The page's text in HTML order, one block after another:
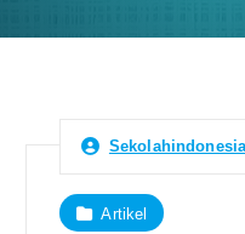
Artikel